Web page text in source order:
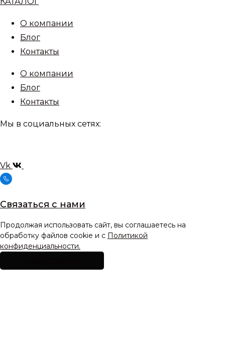
О компании
Блог
Контакты
О компании
Блог
Контакты
Мы в социальных сетях:
Vk
Связаться с нами
Продолжая использовать сайт, вы соглашаетесь на
обработку файлов cookie и с Политикой
конфиденциальности.